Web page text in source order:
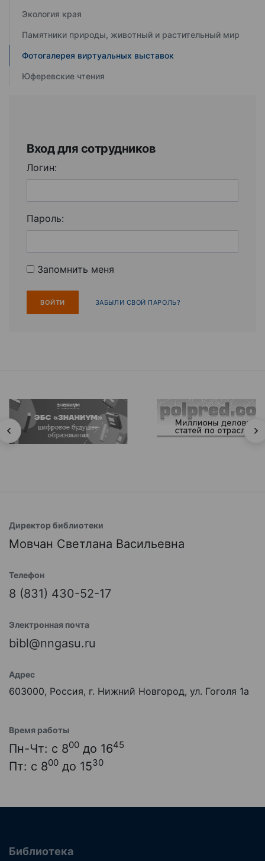
Экология края
Памятники природы, животный и растительный мир
Фотогалерея виртуальных выставок
Юферевские чтения
Вход для сотрудников
Логин:
Пароль:
Запомнить меня
ЗАБЫЛИ СВОЙ ПАРОЛЬ?
Директор библиотеки
Мовчан Светлана Васильевна
Телефон
8 (831) 430-52-17
Электронная почта
bibl@nngasu.ru
Адрес
603000, Россия, г. Нижний Новгород, ул. Гоголя 1а
Время работы
Пн-Чт: с 800 до 1645
Пт: с 800 до 1530
Библиотека